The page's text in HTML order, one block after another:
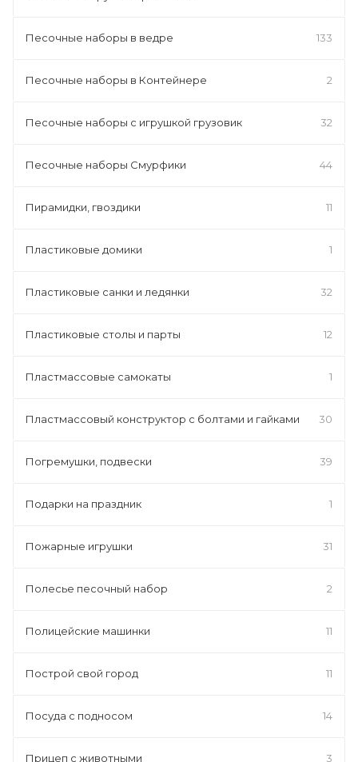
Песочные наборы в ведре 133
Песочные наборы в Контейнере 2
Песочные наборы с игрушкой грузовик 32
Песочные наборы Смурфики 44
Пирамидки, гвоздики 11
Пластиковые домики 1
Пластиковые санки и ледянки 32
Пластиковые столы и парты 12
Пластмассовые самокаты 1
Пластмассовый конструктор с болтами и гайками 30
Погремушки, подвески 39
Подарки на праздник 1
Пожарные игрушки 31
Полесье песочный набор 2
Полицейские машинки 11
Построй свой город 11
Посуда с подносом 14
Прицеп с животными 3